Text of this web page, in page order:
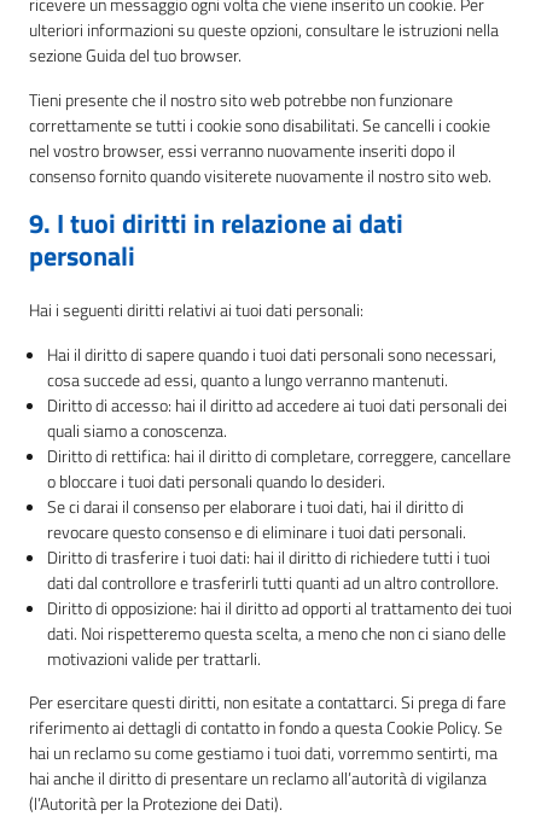
ulteriori informazioni su queste opzioni, consultare le istruzioni nella
sezione Guida del tuo browser.
Tieni presente che il nostro sito web potrebbe non funzionare
correttamente se tutti i cookie sono disabilitati. Se cancelli i cookie
nel vostro browser, essi verranno nuovamente inseriti dopo il
consenso fornito quando visiterete nuovamente il nostro sito web.
9. I tuoi diritti in relazione ai dati
personali
Hai i seguenti diritti relativi ai tuoi dati personali:
Hai il diritto di sapere quando i tuoi dati personali sono necessari,
cosa succede ad essi, quanto a lungo verranno mantenuti.
Diritto di accesso: hai il diritto ad accedere ai tuoi dati personali dei
quali siamo a conoscenza.
Diritto di rettifica: hai il diritto di completare, correggere, cancellare
o bloccare i tuoi dati personali quando lo desideri.
Se ci darai il consenso per elaborare i tuoi dati, hai il diritto di
revocare questo consenso e di eliminare i tuoi dati personali.
Diritto di trasferire i tuoi dati: hai il diritto di richiedere tutti i tuoi
dati dal controllore e trasferirli tutti quanti ad un altro controllore.
Diritto di opposizione: hai il diritto ad opporti al trattamento dei tuoi
dati. Noi rispetteremo questa scelta, a meno che non ci siano delle
motivazioni valide per trattarli.
Per esercitare questi diritti, non esitate a contattarci. Si prega di fare
riferimento ai dettagli di contatto in fondo a questa Cookie Policy. Se
hai un reclamo su come gestiamo i tuoi dati, vorremmo sentirti, ma
hai anche il diritto di presentare un reclamo all’autorità di vigilanza
(l’Autorità per la Protezione dei Dati).